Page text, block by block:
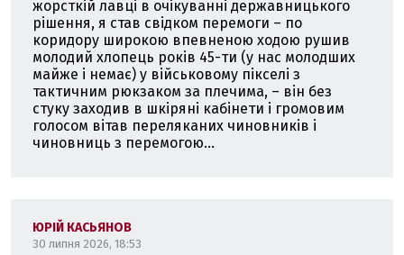
жорсткій лавці в очікуванні державницького
рішення, я став свідком перемоги – по
коридору широкою впевненою ходою рушив
молодий хлопець років 45-ти (у нас молодших
майже і немає) у військовому пікселі з
тактичним рюкзаком за плечима, – він без
стуку заходив в шкіряні кабінети і громовим
голосом вітав переляканих чиновників і
чиновниць з перемогою...
ЮРІЙ КАСЬЯНОВ
30 липня 2026, 18:53